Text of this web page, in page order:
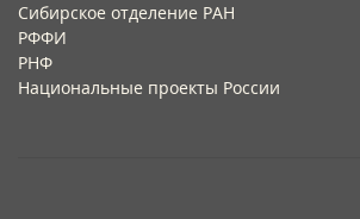
Сибирское отделение РАН
РФФИ
РНФ
Национальные проекты России